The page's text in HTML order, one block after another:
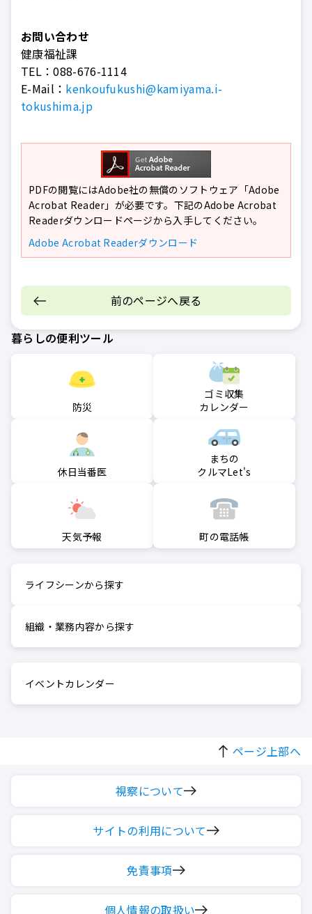
お問い合わせ
健康福祉課
TEL：088-676-1114
E-Mail： kenkoufukushi@kamiyama.i-
tokushima.jp
PDFの閲覧にはAdobe社の無償のソフトウェア「Adobe
Acrobat Reader」が必要です。下記のAdobe Acrobat
Readerダウンロードページから入手してください。
Adobe Acrobat Readerダウンロード
前のページへ戻る
暮らしの便利ツール
防災
ゴミ収集
カレンダー
休日当番医
まちの
クルマLet's
天気予報 町の電話帳
ライフシーンから探す
組織・業務内容から探す
イベントカレンダー
ページ上部へ
視察について
サイトの利用について
免責事項
個人情報の取扱い